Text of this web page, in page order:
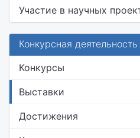
Участие в научных
Конкурсная деятельность
Конкурсы
Выставки
Достижения